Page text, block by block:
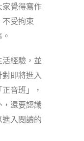
覺得寫作
受拘束
經驗，並
即將進入
音班」，
還要認識
入閱讀的